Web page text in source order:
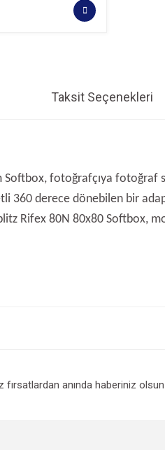
Taksit Seçenekleri
fotoğrafçıya fotoğraf
360 derece dönebilen bir
Rifex 80N 80x80 Softbox,
anında haberiniz